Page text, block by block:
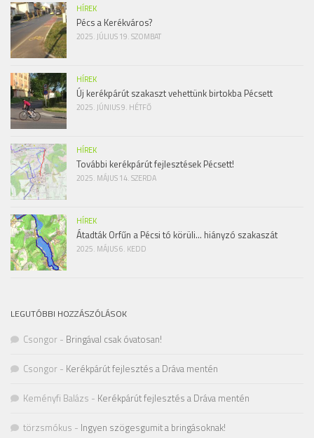
HÍREK
Pécs a Kerékváros?
2025. JÚLIUS 19. SZOMBAT
HÍREK
Új kerékpárút szakaszt vehettünk birtokba Pécsett
2025. JÚNIUS 9. HÉTFŐ
HÍREK
További kerékpárút fejlesztések Pécsett!
2025. MÁJUS 14. SZERDA
HÍREK
Átadták Orfűn a Pécsi tó körüli… hiányzó szakaszát
2025. MÁJUS 6. KEDD
LEGUTÓBBI HOZZÁSZÓLÁSOK
Csongor - Bringával csak óvatosan!
Csongor - Kerékpárút fejlesztés a Dráva mentén
Keményfi Balázs - Kerékpárút fejlesztés a Dráva mentén
törzsmókus - Ingyen szögesgumit a bringásoknak!